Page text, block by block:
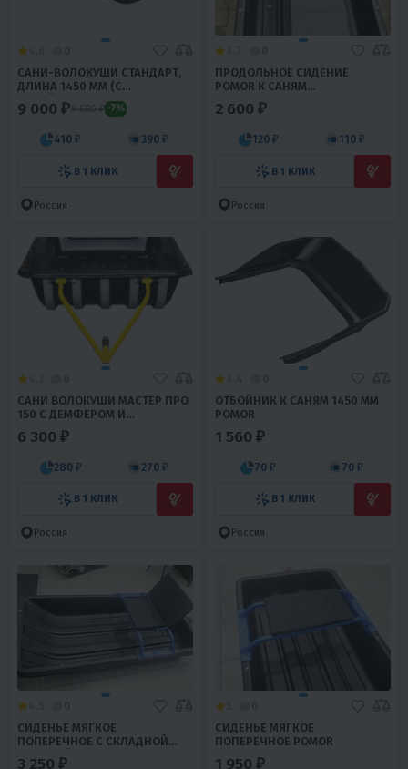
CАНИ-ВОЛОКУШИ СТАНДАРТ,
ДЛИНА 1450 ММ (С
ОТБОЙНИКОМ НЕПОДШИТЫЕ)
9 000 ₽9 680 ₽ -7%
410 ₽ 390 ₽
В 1 КЛИК
Россия
ПРОДОЛЬНОЕ СИДЕНИЕ
POMOR К САНЯМ
ВОЛОКУШАМ¶
2 600 ₽
120 ₽ 110 ₽
В 1 КЛИК
Россия
САНИ ВОЛОКУШИ МАСТЕР ПРО
150 С ДЕМФЕРОМ И
НАКЛАДКАМИ
6 300 ₽
280 ₽ 270 ₽
В 1 КЛИК
Россия
ОТБОЙНИК К САНЯМ 1450 ММ
POMOR
1 560 ₽
70 ₽ 70 ₽
В 1 КЛИК
Россия
СИДЕНЬЕ МЯГКОЕ
ПОПЕРЕЧНОЕ С СКЛАДНОЙ
СПИНКОЙ POMOR
3 250 ₽
СИДЕНЬЕ МЯГКОЕ
ПОПЕРЕЧНОЕ POMOR
1 950 ₽